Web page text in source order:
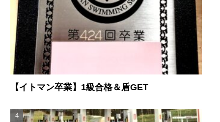
【イトマン卒業】1級合格＆盾GET